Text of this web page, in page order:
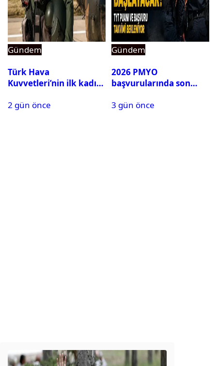
Gündem
Türk Hava
Kuvvetleri’nin ilk kadın
Karapınar hakkında
2 gün önce
Gündem
2026 PMYO
başvurularında son
3 gün önce